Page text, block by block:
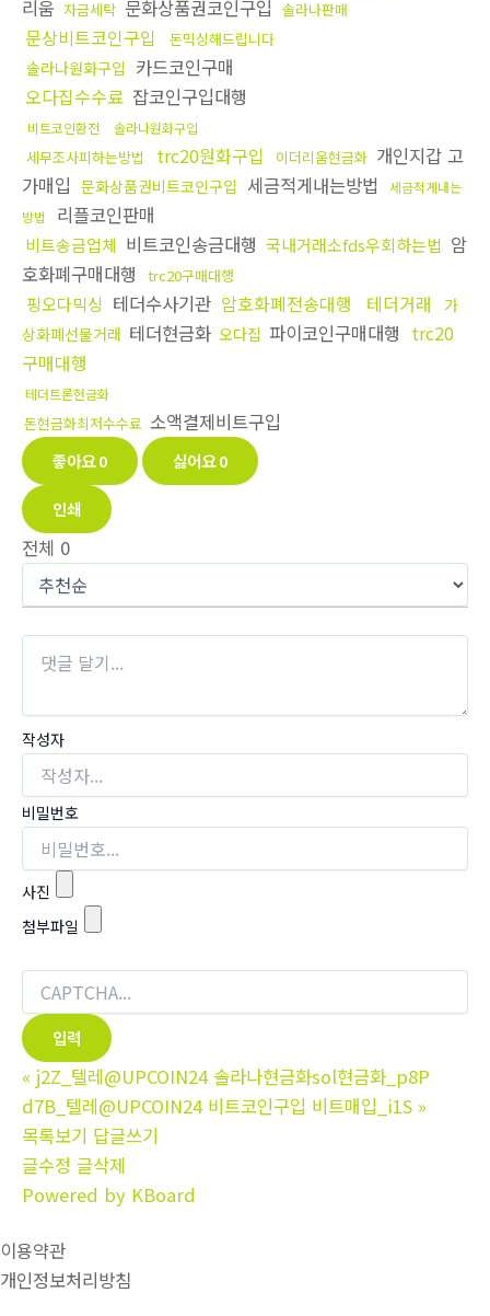
리움 자금세탁 문화상품권코인구입 솔라나판매
문상비트코인구입 돈믹싱해드립니다
솔라나원화구입 카드코인구매
오다집수수료 잡코인구입대행
비트코인환전 솔라나원화구입
세무조사피하는방법 trc20원화구입 이더리움현금화 개인지갑 고
가매입 문화상품권비트코인구입 세금적게내는방법
세금적게내는
방법
리플코인판매
비트송금업체 비트코인송금대행 국내거래소fds우회하는법 암
호화폐구매대행
trc20구매대행
핑오다믹싱 테더수사기관 암호화폐전송대행 테더거래
가
상화폐선물거래 테더현금화 오다집 파이코인구매대행 trc20
구매대행
테더트론현금화
돈현금화최저수수료 소액결제비트구입
좋아요0 싫어요0
인쇄
전체 0
작성자
비밀번호
사진
첨부파일
« j2Z_텔레@UPCOIN24 솔라나현금화sol현금화_p8P
d7B_텔레@UPCOIN24 비트코인구입 비트매입_i1S »
목록보기 답글쓰기
글수정 글삭제
Powered by KBoard
이용약관
개인정보처리방침